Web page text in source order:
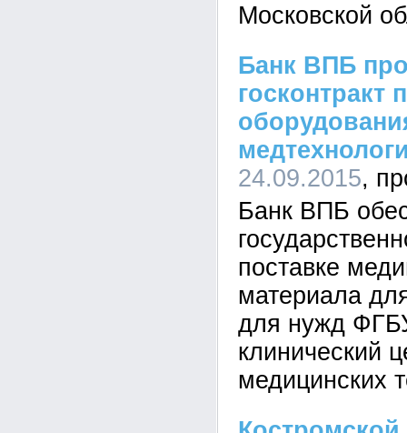
Московской
Банк ВПБ
госконтракт
24.09.2015
Банк ВПБ
поставке
материала
для нужд
клинический
медицинских